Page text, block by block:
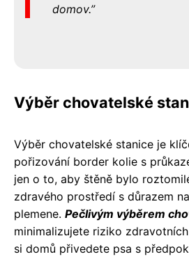
domov.
Výběr chovatelské
Výběr chovatelské stanice je
pořizování border kolie s
jen o to, aby štěně bylo
zdravého prostředí s důrazem
plemene. Pečlivým výběrem
minimalizujete riziko
si domů přivedete psa s